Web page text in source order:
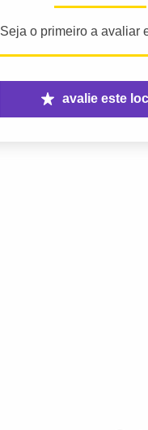
Seja o primeiro a avaliar
avalie este